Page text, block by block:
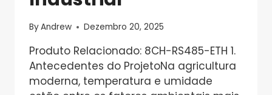
ByAndrew Dezembro 20, 2025
Produto Relacionado: 8CH-RS485-ETH 1.
Antecedentes do ProjetoNa agricultura
moderna, temperatura e umidade